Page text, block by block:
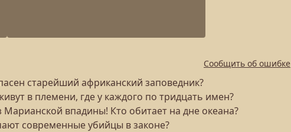
Сообщить об ошибке
старейший африканский заповедник?
в племени, где у каждого по тридцать имен?
впадины! Кто обитает на дне океана?
современные убийцы в законе?